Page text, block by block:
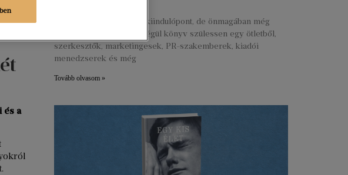
és a
Egy erős kézirat már jó kiindulópont, de önmagában még
nem elég. Ahhoz, hogy végül könyv szülessen egy ötletből,
szerkesztők, marketingesek, PR-szakemberek, kiadói
menedzserek és még
Tovább olvasom »